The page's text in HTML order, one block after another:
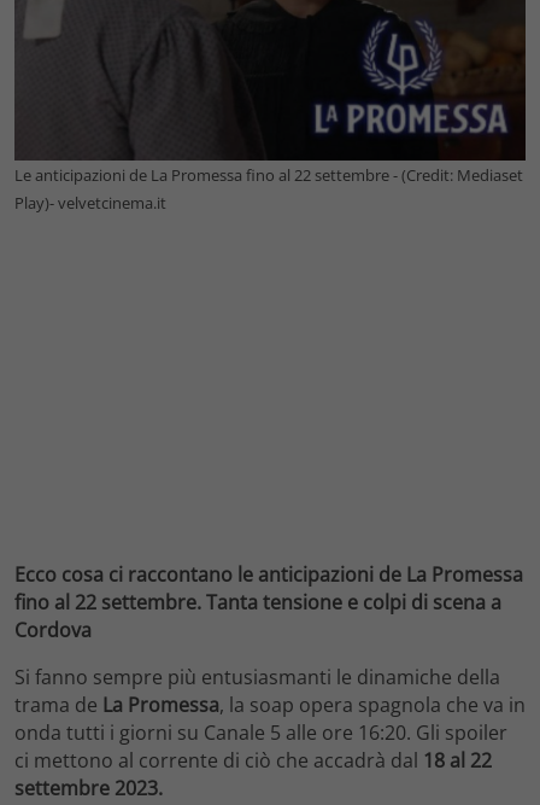
Le anticipazioni de La Promessa fino al 22 settembre - (Credit: Mediaset
Play)- velvetcinema.it
Ecco cosa ci raccontano le anticipazioni de La Promessa
fino al 22 settembre. Tanta tensione e colpi di scena a
Cordova
Si fanno sempre più entusiasmanti le dinamiche della
trama de La Promessa, la soap opera spagnola che va in
onda tutti i giorni su Canale 5 alle ore 16:20. Gli spoiler
ci mettono al corrente di ciò che accadrà dal 18 al 22
settembre 2023.